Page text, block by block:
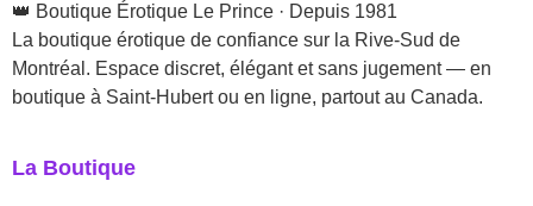
👑 Boutique Érotique Le Prince · Depuis 1981
La boutique érotique de confiance sur la Rive-Sud de
Montréal. Espace discret, élégant et sans jugement — en
boutique à Saint-Hubert ou en ligne, partout au Canada.
La Boutique